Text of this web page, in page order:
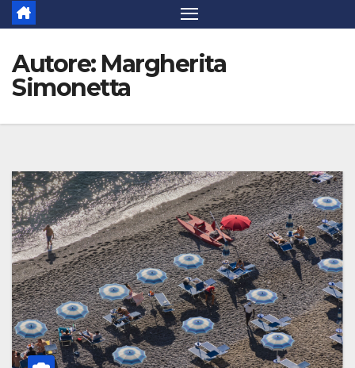
Autore: Margherita
Simonetta